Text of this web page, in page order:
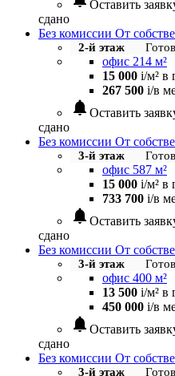
Оставить
сдано
Без комиссии От
2-й этаж
офис 214 м²
15 000 i/м² в
267 500 i/в
notifications Оставить
сдано
Без комиссии От
3-й этаж
офис 587 м²
15 000 i/м² в
733 700 i/в
notifications Оставить
сдано
Без комиссии От
3-й этаж
офис 400 м²
13 500 i/м² в
450 000 i/в
notifications Оставить
сдано
Без комиссии От
3-й этаж